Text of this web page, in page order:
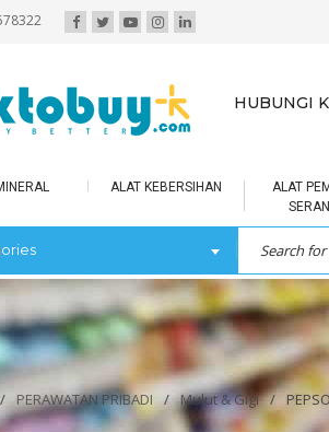
HUBUNGI
ALAT KEBERSIHAN
ALAT
/ PERAWATAN PRIBADI / Mulut & Gigi /